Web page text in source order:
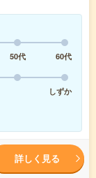
50代
60代
しずか
詳しく見る